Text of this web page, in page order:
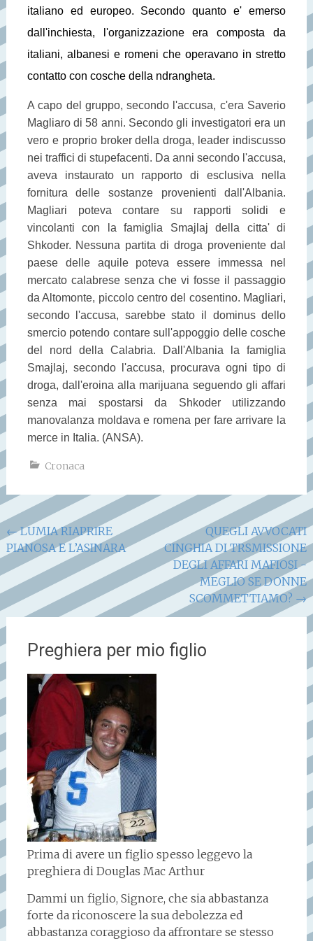
italiano ed europeo. Secondo quanto e' emerso
dall'inchiesta, l'organizzazione era composta da
italiani, albanesi e romeni che operavano in stretto
contatto con cosche della ndrangheta.
A capo del gruppo, secondo l'accusa, c'era Saverio
Magliaro di 58 anni. Secondo gli investigatori era un
vero e proprio broker della droga, leader indiscusso
nei traffici di stupefacenti. Da anni secondo l'accusa,
aveva instaurato un rapporto di esclusiva nella
fornitura delle sostanze provenienti dall'Albania.
Magliari poteva contare su rapporti solidi e
vincolanti con la famiglia Smajlaj della citta' di
Shkoder. Nessuna partita di droga proveniente dal
paese delle aquile poteva essere immessa nel
mercato calabrese senza che vi fosse il passaggio
da Altomonte, piccolo centro del cosentino. Magliari,
secondo l'accusa, sarebbe stato il dominus dello
smercio potendo contare sull'appoggio delle cosche
del nord della Calabria. Dall'Albania la famiglia
Smajlaj, secondo l'accusa, procurava ogni tipo di
droga, dall'eroina alla marijuana seguendo gli affari
senza mai spostarsi da Shkoder utilizzando
manovalanza moldava e romena per fare arrivare la
merce in Italia. (ANSA).
Cronaca
Navigazione
articoli
←LUMIA RIAPRIRE
PIANOSA E L’ASINARA
QUEGLI AVVOCATI
CINGHIA DI TRSMISSIONE
DEGLI AFFARI MAFIOSI -
MEGLIO SE DONNE
SCOMMETTIAMO? →
Preghiera per mio figlio
Prima di avere un figlio spesso leggevo la
preghiera di Douglas Mac Arthur
Dammi un figlio, Signore, che sia abbastanza
forte da riconoscere la sua debolezza ed
abbastanza coraggioso da affrontare se stesso